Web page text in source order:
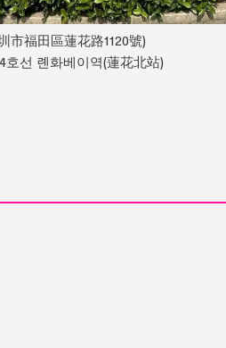
市福田區蓮花路1120號)
선 롄화베이역(蓮花北站)